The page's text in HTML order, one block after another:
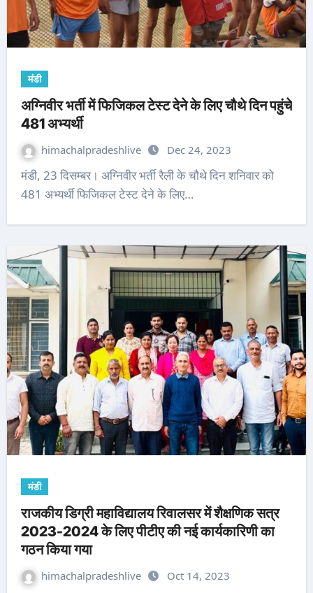
मंडी
अग्निवीर भर्ती में फिजिकल टेस्ट देने के लिए चौथे दिन पहुंचे
481 अभ्यर्थी
himachalpradeshlive Dec 24, 2023
मंडी, 23 दिसम्बर। अग्निवीर भर्ती रैली के चौथे दिन शनिवार को
481 अभ्यर्थी फिजिकल टेस्ट देने के लिए…
मंडी
राजकीय डिग्री महाविद्यालय रिवालसर में शैक्षणिक सत्र
2023-2024 के लिए पीटीए की नई कार्यकारिणी का
गठन किया गया
himachalpradeshlive Oct 14, 2023